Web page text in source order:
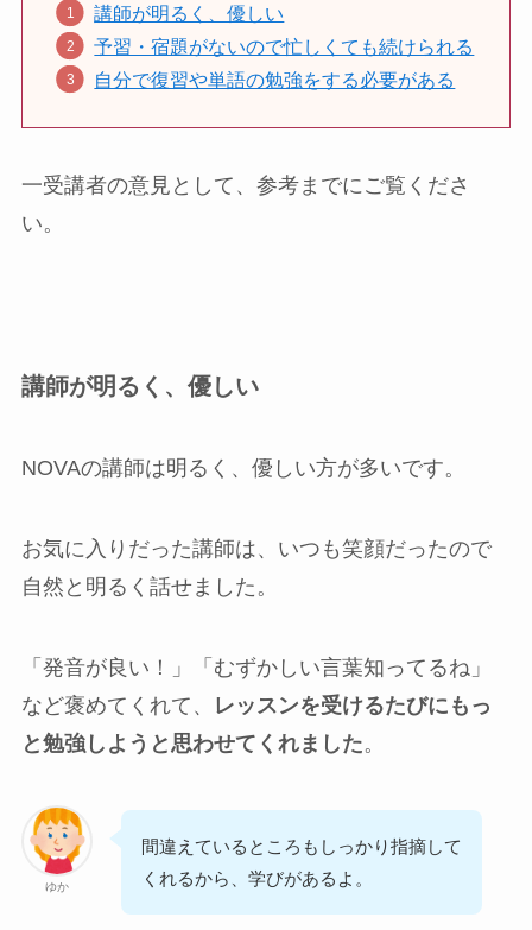
講師が明るく、優しい
予習・宿題がないので忙しくても続けられる
自分で復習や単語の勉強をする必要がある
一受講者の意見として、参考までにご覧くださ
い。
講師が明るく、優しい
NOVAの講師は明るく、優しい方が多いです。
お気に入りだった講師は、いつも笑顔だったので
自然と明るく話せました。
「発音が良い！」「むずかしい言葉知ってるね」
など褒めてくれて、
レッスンを受けるたびにもっ
と勉強しようと思わせてくれました。
ゆか
間違えているところもしっかり指摘して
くれるから、学びがあるよ。